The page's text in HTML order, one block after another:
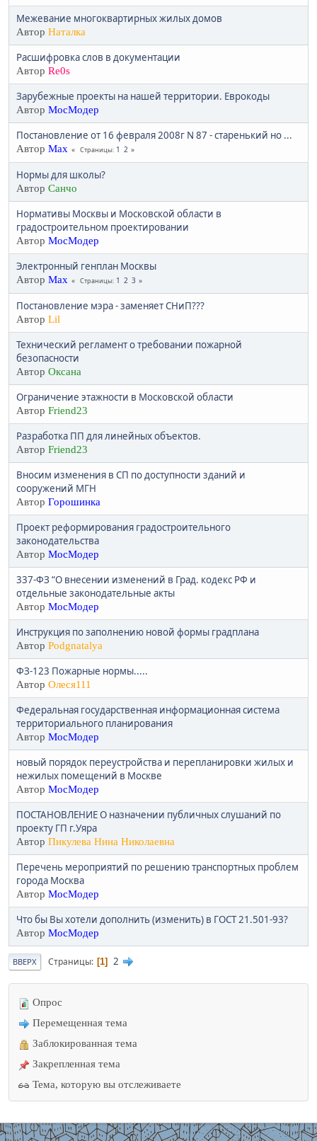
Межевание многоквартирных жилых домов
Автор Наталка
Расшифровка слов в документации
Автор Re0s
Зарубежные проекты на нашей территории. Еврокоды
Автор МосМодер
Постановление от 16 февраля 2008г N 87 - старенький но ...
Автор Max Страницы 1 2
Нормы для школы?
Автор Санчо
Нормативы Москвы и Московской области в
градостроительном проектировании
Автор МосМодер
Электронный генплан Москвы
Автор Max Страницы 1 2 3
Постановление мэра - заменяет СНиП???
Автор Lil
Технический регламент о требовании пожарной
безопасности
Автор Оксана
Ограничение этажности в Московской области
Автор Friend23
Разработка ПП для линейных объектов.
Автор Friend23
Вносим изменения в СП по доступности зданий и
сооружений МГН
Автор Горошинка
Проект реформирования градостроительного
законодательства
Автор МосМодер
337-ФЗ “О внесении изменений в Град. кодекс РФ и
отдельные законодательные акты
Автор МосМодер
Инструкция по заполнению новой формы градплана
Автор Podgnatalya
ФЗ-123 Пожарные нормы.....
Автор Олеся111
Федеральная государственная информационная система
территориального планирования
Автор МосМодер
новый порядок переустройства и перепланировки жилых и
нежилых помещений в Москве
Автор МосМодер
ПОСТАНОВЛЕНИЕ О назначении публичных слушаний по
проекту ГП г.Уяра
Автор Пикулева Нина Николаевна
Перечень мероприятий по решению транспортных проблем
города Москва
Автор МосМодер
Что бы Вы хотели дополнить (изменить) в ГОСТ 21.501-93?
Автор МосМодер
ВВЕРХ Страницы 1 2
Опрос
Перемещенная тема
Заблокированная тема
Закрепленная тема
Тема, которую вы отслеживаете